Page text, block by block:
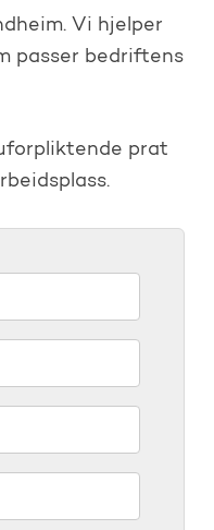
Vi hjelper
passer bedriftens
prat